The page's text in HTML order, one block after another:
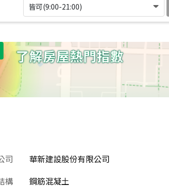
皆可(9:00-21:00)
司
華新建設股份有限公司
構
鋼筋混凝土